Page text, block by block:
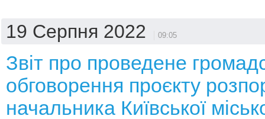
19 Серпня 2022 09:05
Звіт про проведене
обговорення проєкту
начальника Київської